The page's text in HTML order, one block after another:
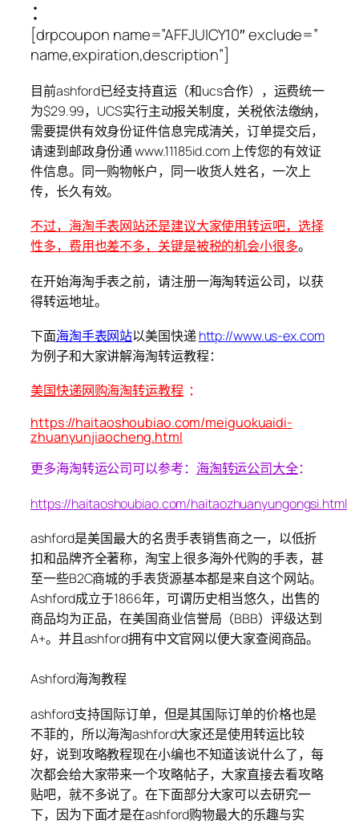
：
[drpcoupon name=”AFFJUICY10″ exclude=”
name,expiration,description”]
目前ashford已经支持直运（和ucs合作），运费统一
为$29.99，UCS实行主动报关制度，关税依法缴纳，
需要提供有效身份证件信息完成清关，订单提交后，
请速到邮政身份通 www.11185id.com 上传您的有效证
件信息。同一购物帐户，同一收货人姓名，一次上
传，长久有效。
不过，海淘手表网站还是建议大家使用转运吧，选择
性多，费用也差不多，关键是被税的机会小很多。
在开始海淘手表之前，请注册一海淘转运公司，以获
得转运地址。
下面海淘手表网站以美国快递http://www.us-ex.com
为例子和大家讲解海淘转运教程：
美国快递网购海淘转运教程：
https://haitaoshoubiao.com/meiguokuaidi-
zhuanyunjiaocheng.html
更多海淘转运公司可以参考： 海淘转运公司大全：
https://haitaoshoubiao.com/haitaozhuanyungongsi.html
ashford是美国最大的名贵手表销售商之一，以低折
扣和品牌齐全著称，淘宝上很多海外代购的手表，甚
至一些B2C商城的手表货源基本都是来自这个网站。
Ashford成立于1866年，可谓历史相当悠久，出售的
商品均为正品，在美国商业信誉局（BBB）评级达到
A+。并且ashford拥有中文官网以便大家查阅商品。
Ashford海淘教程
ashford支持国际订单，但是其国际订单的价格也是
不菲的，所以海淘ashford大家还是使用转运比较
好，说到攻略教程现在小编也不知道该说什么了，每
次都会给大家带来一个攻略帖子，大家直接去看攻略
贴吧，就不多说了。在下面部分大家可以去研究一
下，因为下面才是在ashford购物最大的乐趣与实